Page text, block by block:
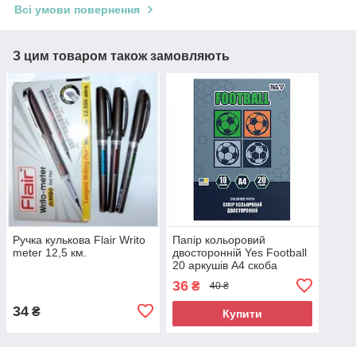
Всі умови повернення
З цим товаром також замовляють
Ручка кулькова Flair Writo
meter 12,5 км.
34 ₴
Папір кольоровий
двосторонній Yes Football
20 аркушів А4 скоба
36₴ 40 ₴
Купити